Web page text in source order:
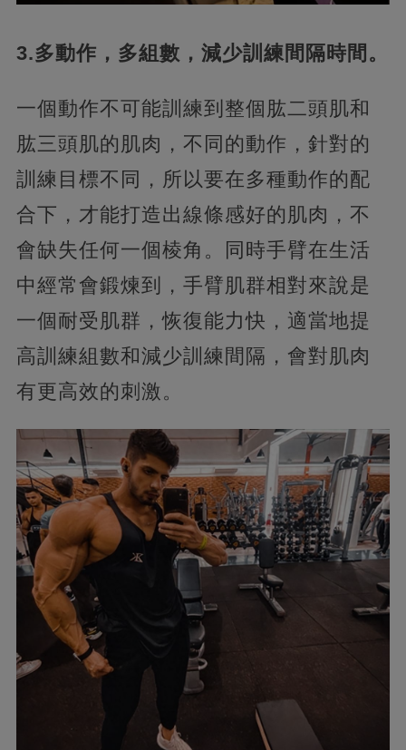
3.多動作，多組數，減少訓練間隔時間。
一個動作不可能訓練到整個肱二頭肌和
肱三頭肌的肌肉，不同的動作，針對的
訓練目標不同，所以要在多種動作的配
合下，才能打造出線條感好的肌肉，不
會缺失任何一個棱角。同時手臂在生活
中經常會鍛煉到，手臂肌群相對來說是
一個耐受肌群，恢復能力快，適當地提
高訓練組數和減少訓練間隔，會對肌肉
有更高效的刺激。